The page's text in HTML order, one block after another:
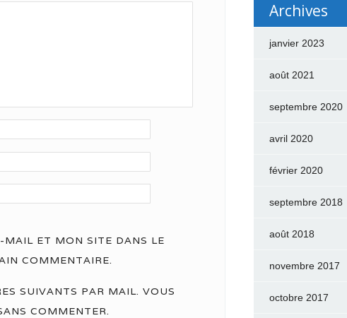
MAIL ET MON SITE DANS LE
COMMENTAIRE.
SUIVANTS PAR MAIL. VOUS
COMMENTER.
Archives
janvier 2023
août 2021
septembre 2020
avril 2020
février 2020
septembre 2018
août 2018
novembre 2017
octobre 2017